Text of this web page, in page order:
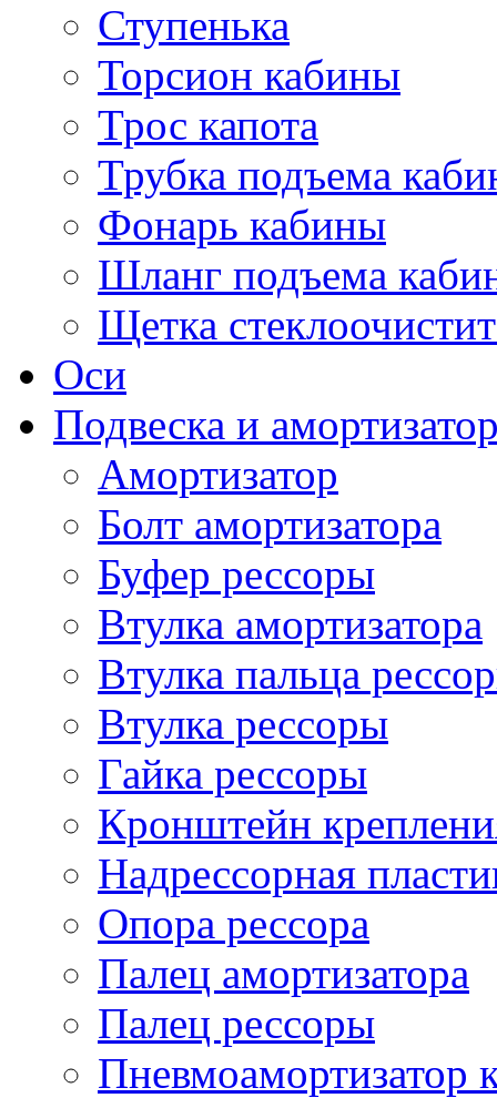
Ступенька
Торсион кабины
Трос капота
Трубка подъема
Фонарь кабины
Шланг подъема
Щетка
Оси
Подвеска и
Амортизатор
Болт амортизатора
Буфер рессоры
Втулка амортизатора
Втулка пальца
Втулка рессоры
Гайка рессоры
Кронштейн
Надрессорная
Опора рессора
Палец амортизатора
Палец рессоры
Пневмоамортизатор